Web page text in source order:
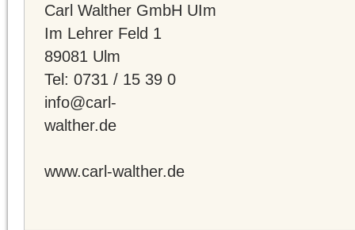
Carl Walther GmbH
Im Lehrer Feld 1
89081 Ulm
Tel: 0731 / 15 39 0
info@carl-
www.carl-walther.de